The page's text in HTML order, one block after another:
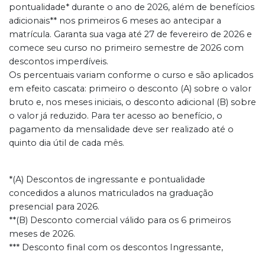
pontualidade* durante o ano de 2026, além de benefícios
adicionais** nos primeiros 6 meses ao antecipar a
matrícula. Garanta sua vaga até 27 de fevereiro de 2026 e
comece seu curso no primeiro semestre de 2026 com
descontos imperdíveis.
Os percentuais variam conforme o curso e são aplicados
em efeito cascata: primeiro o desconto (A) sobre o valor
bruto e, nos meses iniciais, o desconto adicional (B) sobre
o valor já reduzido. Para ter acesso ao benefício, o
pagamento da mensalidade deve ser realizado até o
quinto dia útil de cada mês.
*(A) Descontos de ingressante e pontualidade
concedidos a alunos matriculados na graduação
presencial para 2026.
**(B) Desconto comercial válido para os 6 primeiros
meses de 2026.
*** Desconto final com os descontos Ingressante,